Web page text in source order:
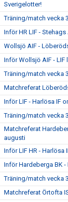
Sverigelotter!
Träning/match vecka
Inför HR LIF -
Wollsjö AIF -
Inför Wollsjö AIF - LIF
Träning/match vecka
Matchreferat
Inför LIF - Harlösa IF
Träning/match vecka
Matchreferat
augusti
Inför LIF HR - Harlösa
Inför Hardeberga BK
Träning/match vecka
Matchreferat Örtofta